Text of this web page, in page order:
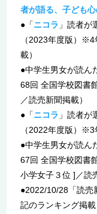
者が語る、子ども
●「ニコラ 」読者が
（2023年度版）
載）
●中学生男女が読ん
68回 全国学校図書
／読売新聞掲載）
●「ニコラ 」読者が
（2022年度版）
●中学生男女が読ん
67回 全国学校図書
小学女子３位 ]／読
●2022/10/28「読売
記のランキング掲載